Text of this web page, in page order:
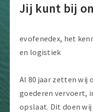
Jij kunt bij
evofenedex, het
en logistiek
Al 80 jaar zetten wij
goederen vervoert,
opslaat. Dit doen